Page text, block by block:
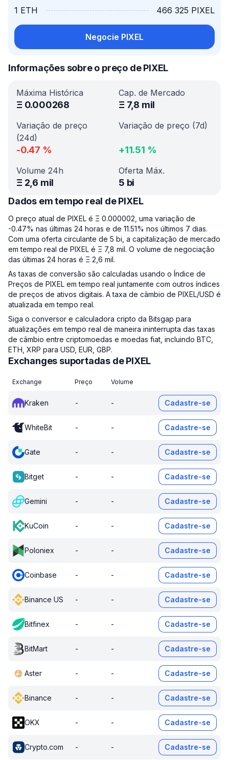
1 ETH 466 325 PIXEL
Negocie PIXEL
Informações sobre o preço de PIXEL
Máxima Histórica
Ξ 0.000268
Cap. de Mercado
Ξ 7,8 mil
Variação de preço
(24d)
-0.47 %
Variação de preço (7d)
+11.51 %
Volume 24h
Ξ 2,6 mil
Oferta Máx.
5 bi
Dados em tempo real de PIXEL
O preço atual de PIXEL é Ξ 0.000002, uma variação de
-0.47% nas últimas 24 horas e de 11.51% nos últimos 7 dias.
Com uma oferta circulante de 5 bi, a capitalização de mercado
em tempo real de PIXEL é Ξ 7,8 mil. O volume de negociação
das últimas 24 horas é Ξ 2,6 mil.
As taxas de conversão são calculadas usando o Índice de
Preços de PIXEL em tempo real juntamente com outros índices
de preços de ativos digitais. A taxa de câmbio de PIXEL/USD é
atualizada em tempo real.
Siga o conversor e calculadora cripto da Bitsgap para
atualizações em tempo real de maneira ininterrupta das taxas
de câmbio entre criptomoedas e moedas fiat, incluindo BTC,
ETH, XRP para USD, EUR, GBP.
Exchanges suportadas de PIXEL
Exchange Preço Volume
Kraken - - Cadastre-se
WhiteBit - - Cadastre-se
Gate - - Cadastre-se
Bitget - - Cadastre-se
Gemini - - Cadastre-se
KuCoin - - Cadastre-se
Poloniex - - Cadastre-se
Coinbase - - Cadastre-se
Binance US - - Cadastre-se
Bitfinex - - Cadastre-se
BitMart - - Cadastre-se
Aster - - Cadastre-se
Binance - - Cadastre-se
OKX - - Cadastre-se
Crypto.com - - Cadastre-se